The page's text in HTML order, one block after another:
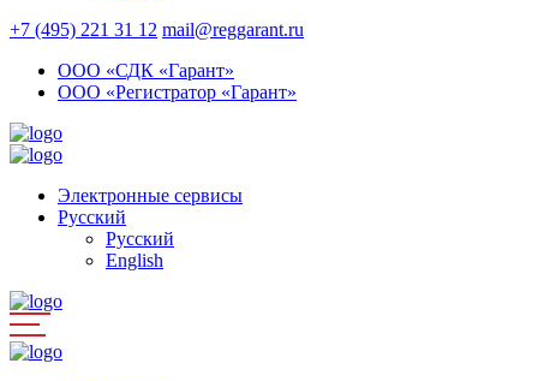
+7 (495) 221 31 12 mail@reggarant.ru
ООО «СДК «Гарант»
ООО «Регистратор «Гарант»
Электронные сервисы
Русский
Русский
English